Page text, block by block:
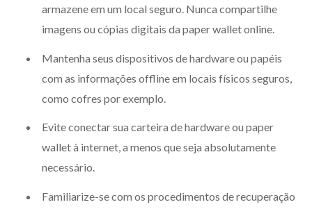
armazene em um local seguro. Nunca compartilhe
imagens ou cópias digitais da paper wallet online.
Mantenha seus dispositivos de hardware ou papéis
com as informações offline em locais físicos seguros,
como cofres por exemplo.
Evite conectar sua carteira de hardware ou paper
wallet à internet, a menos que seja absolutamente
necessário.
Familiarize-se com os procedimentos de recuperação